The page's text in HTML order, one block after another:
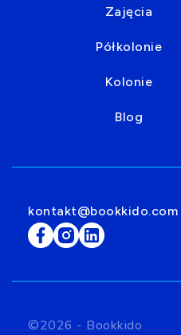
Zajęcia
Półkolonie
Kolonie
Blog
kontakt@bookkido.com
©2026 - Bookkido